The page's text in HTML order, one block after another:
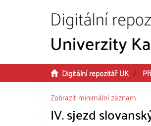
Digitální repozitář UK
Zobrazit minimální záznam
IV. sjezd